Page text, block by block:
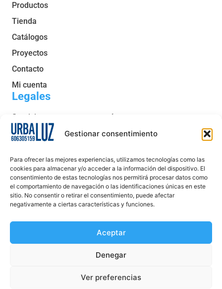
Gestionar consentimiento
Para ofrecer las mejores experiencias, utilizamos tecnologías como las
cookies para almacenar y/o acceder a la información del dispositivo. El
consentimiento de estas tecnologías nos permitirá procesar datos como
el comportamiento de navegación o las identificaciones únicas en este
sitio. No consentir o retirar el consentimiento, puede afectar
negativamente a ciertas características y funciones.
Aceptar
Denegar
Ver preferencias
Productos
Tienda
Catálogos
Proyectos
Contacto
Mi cuenta
Legales
Servicio post venta y garantía
Condiciones generales de venta
Política de cookies
Aviso legal
Declaración de accesibilidad